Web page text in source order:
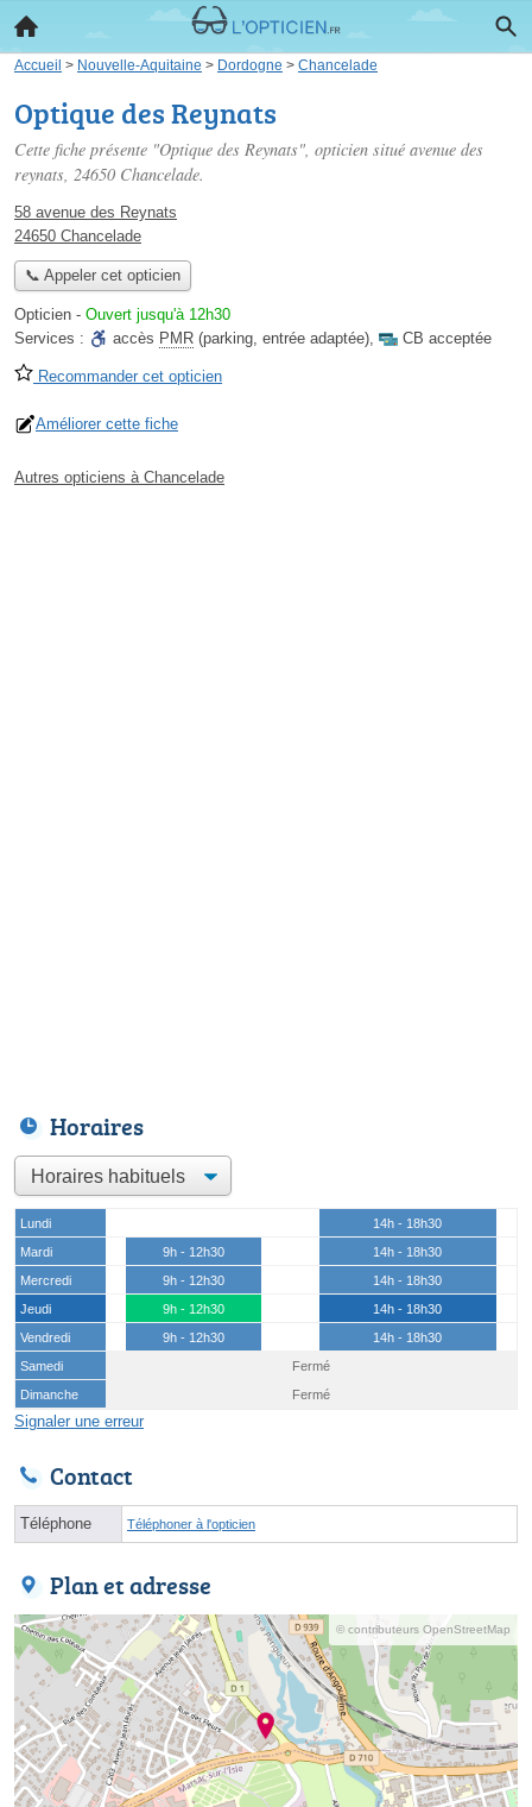
Accueil > Nouvelle-Aquitaine > Dordogne > Chancelade
Optique des Reynats
Cette fiche présente "Optique des Reynats", opticien situé avenue des
reynats, 24650 Chancelade.
58 avenue des Reynats
24650 Chancelade
📞 Appeler cet opticien
Opticien - Ouvert jusqu'à 12h30
Services :
accès PMR (parking, entrée adaptée), CB acceptée
Recommander cet opticien
Améliorer cette fiche
Autres opticiens à Chancelade
Horaires
Lundi
14h - 18h30
Mardi
9h - 12h30
14h - 18h30
Mercredi
9h - 12h30
14h - 18h30
Jeudi
9h - 12h30
14h - 18h30
Vendredi
9h - 12h30
14h - 18h30
Samedi
Fermé
Dimanche
Fermé
Signaler une erreur
Contact
Téléphone Téléphoner à l'opticien
Plan et adresse
© contributeurs OpenStreetMap